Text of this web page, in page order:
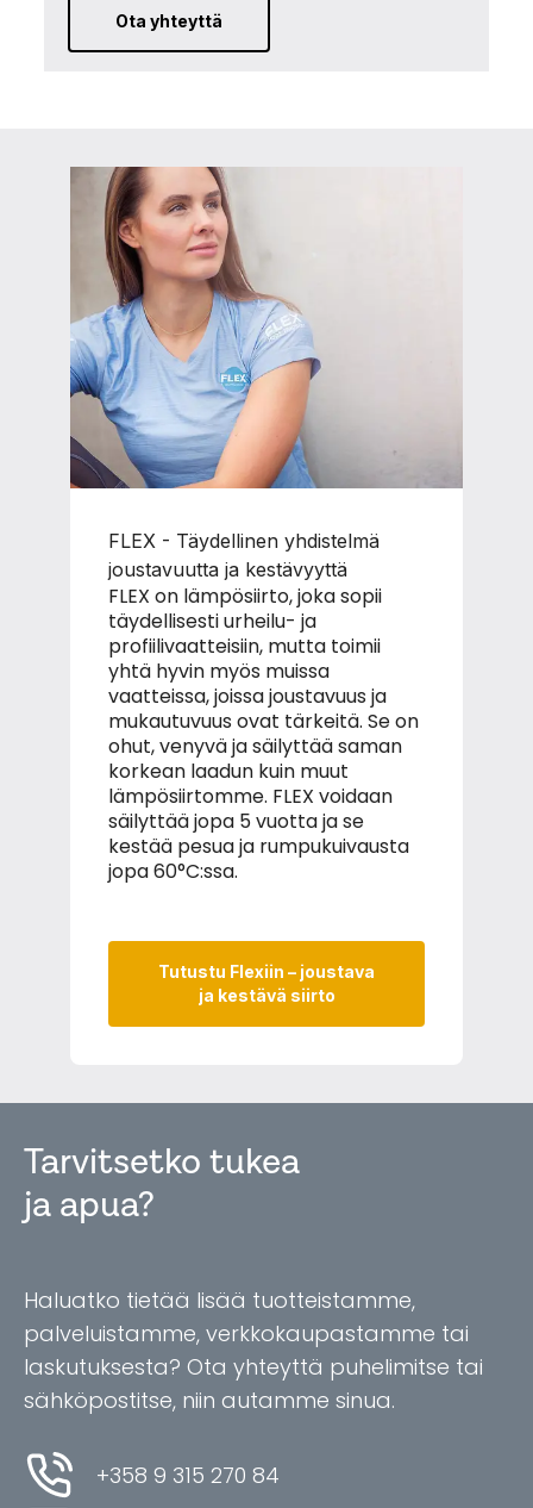
Ota yhteyttä
FLEX - Täydellinen yhdistelmä
joustavuutta ja kestävyyttä
FLEX on lämpösiirto, joka sopii
täydellisesti urheilu- ja
profiilivaatteisiin, mutta toimii
yhtä hyvin myös muissa
vaatteissa, joissa joustavuus ja
mukautuvuus ovat tärkeitä. Se on
ohut, venyvä ja säilyttää saman
korkean laadun kuin muut
lämpösiirtomme. FLEX voidaan
säilyttää jopa 5 vuotta ja se
kestää pesua ja rumpukuivausta
jopa 60°C:ssa.
Tutustu Flexiin – joustava
ja kestävä siirto
Tarvitsetko tukea
ja apua?
Haluatko tietää lisää tuotteistamme,
palveluistamme, verkkokaupastamme tai
laskutuksesta? Ota yhteyttä puhelimitse tai
sähköpostitse, niin autamme sinua.
+358 9 315 270 84